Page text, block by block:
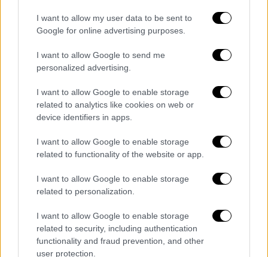
I want to allow my user data to be sent to
Google for online advertising purposes.
I want to allow Google to send me
personalized advertising.
I want to allow Google to enable storage
related to analytics like cookies on web or
device identifiers in apps.
I want to allow Google to enable storage
related to functionality of the website or app.
I want to allow Google to enable storage
related to personalization.
I want to allow Google to enable storage
related to security, including authentication
functionality and fraud prevention, and other
user protection.
έφεση.
Στη διάρκεια της πρόσφατης προεκλογικής
εκστρατείας οΜασκυποστήριξε ενεργά τον
δολάρια, ενώ πλέον έχει γίνει στενός του
σύμβουλος. Σύμφωνα με τηWall Street
Journal, οι δικηγόροι του
σκεφθεί να αποσύρουν τις κατηγορίες,
προτού τελικά αποφασίσουν να καταλήξουν
σε συμφωνία με το Χ.
Στα τέλη Ιανουαρίου η
Facebook, δέχθηκε επίσης να αποζημιώσει
τον Αμερικανό πρόεδρο, προσφέροντάς του
25 εκατ. δολάρια, επειδή είχε αναστείλει